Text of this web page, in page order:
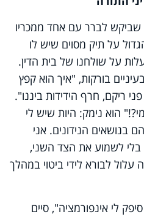
שביקש לברר עם אחד ממכריו
על תיק מסוים שיש לו
על שולחנו של בית הדין.
בורקות, "איך הוא קפץ
ריקם, חרף הידידות ביננו".
הוא נימק: היות שיש לי
בנושאים הנידונים. אני
לשמוע את הצד השני,
עלול לבורא לידי ביטוי במהלך
לי אינפורמציה", סיים